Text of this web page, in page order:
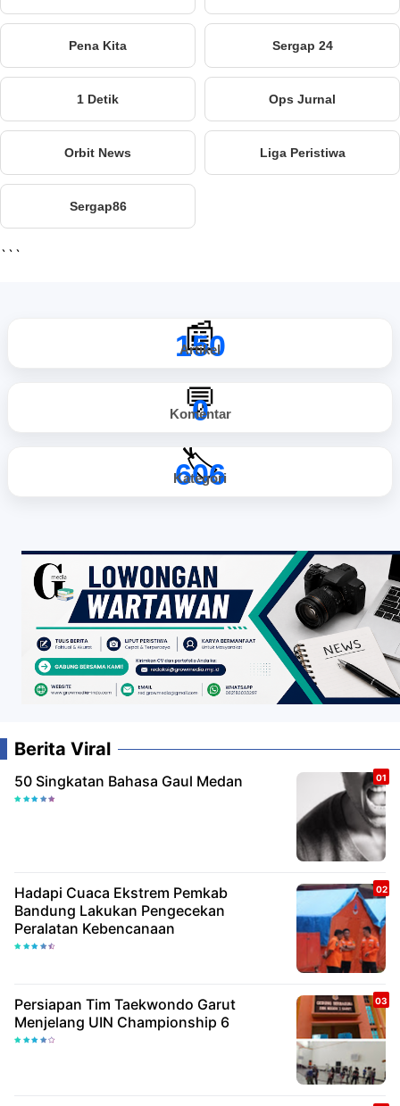
Pena Kita Sergap 24
1 Detik Ops Jurnal
Orbit News Liga Peristiwa
Sergap86
```
📰
150
Artikel
💬
0
Komentar
🏷️
606
Kategori
Berita Viral
50 Singkatan Bahasa Gaul Medan
Hadapi Cuaca Ekstrem Pemkab
Bandung Lakukan Pengecekan
Peralatan Kebencanaan
Persiapan Tim Taekwondo Garut
Menjelang UIN Championship 6